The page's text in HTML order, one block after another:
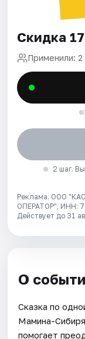
Скидка
Применили: 2
2 шаг.
Реклама. ООО
ОПЕРАТОР", ИНН:
Действует до 31
О
Сказка по
Мамина-
помогает